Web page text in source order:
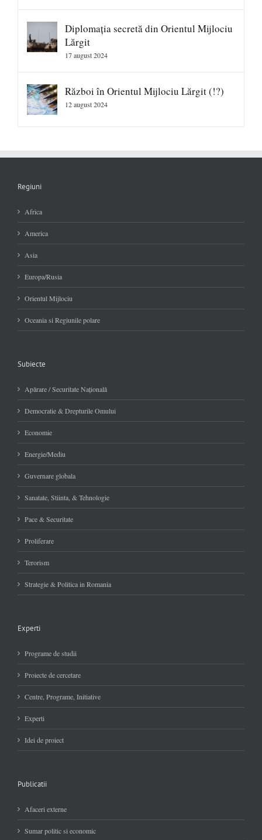
Diplomația secretă din Orientul Mijlociu
Lărgit
17 august 2024
Război în Orientul Mijlociu Lărgit (!?)
12 august 2024
Regiuni
Africa
America
Asia
Europa/Rusia
Orientul Mijlociu
Oceania si Regiunile polare
Subiecte
Apărare / Securitate Naţională
Democratie & Drepturile Omului
Economie
Energie/Mediu
Guvernare globala
Sanatate, Stiinta, & Tehnologie
Pace & Securitate
Proliferare
Terorism
Strategie & Politica in Romania
Experti
Programe de studii
Proiecte de cercetare
Centre, Programe, Initiative
Experti
Idei de proiect
Publicatii
Afaceri externe
Sumar politic si economic